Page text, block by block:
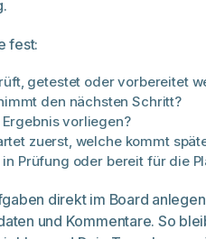
fest:
getestet oder vorbereitet
den nächsten Schritt?
vorliegen?
zuerst, welche kommt
Prüfung oder bereit für die
direkt im Board
und Kommentare. So